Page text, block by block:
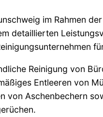
im Rahmen
detaillierten
Reinigung von
Entleeren von
von Aschenbechern